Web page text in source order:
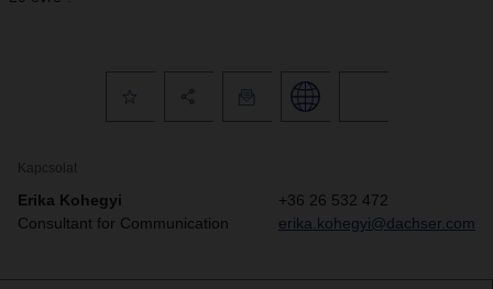
Kapcsolat
Erika Kohegyi
Consultant for Communication
+36 26 532 472
erika.kohegyi@dachser.com